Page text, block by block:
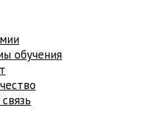
обучения